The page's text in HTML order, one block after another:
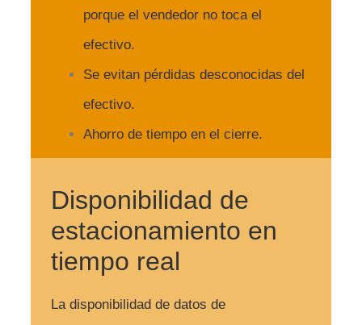
porque el vendedor no toca el
efectivo.
Se evitan pérdidas desconocidas del
efectivo.
Ahorro de tiempo en el cierre.
Disponibilidad de
estacionamiento en
tiempo real
La disponibilidad de datos de